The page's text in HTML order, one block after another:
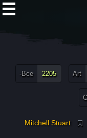
-Все 2205 Art
Mitchell Stuart